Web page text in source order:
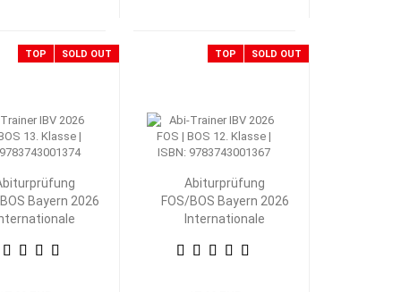
TOP SOLD OUT
Bayern 2026
TOP SOLD OUT
Abiturprüfung
FOS/BOS Bayern 2026
Internationale
Volkswirtschaftslehre